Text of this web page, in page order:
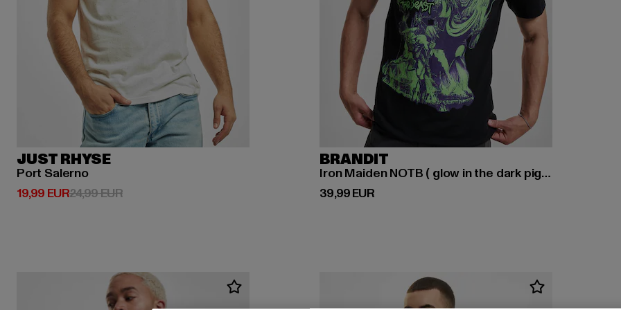
JUST RHYSE
Port Salerno
19,99 EUR
Derzeitiger Preis: 19,99 EUR
24,99 EURAktionspreis: 24,99 EUR
BRANDIT
Iron Maiden NOTB ( glow in the dark pigment)
39,99 EUR
Derzeitiger Preis: 39,99 EUR